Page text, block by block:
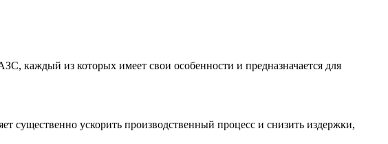
каждый из которых имеет свои особенности и предназначается для
существенно ускорить производственный процесс и снизить издержки,